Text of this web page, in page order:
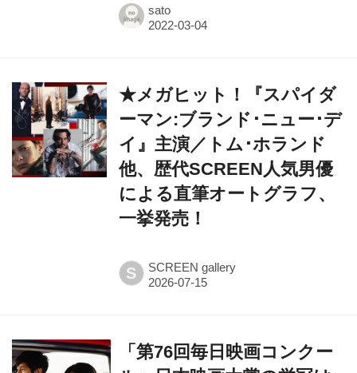
イ』主演／トム･ホランド
他、歴代SCREEN人気男優
による直筆オートグラフ、
一挙発売！
SCREEN gallery
「ドライブ・マイ・カー」